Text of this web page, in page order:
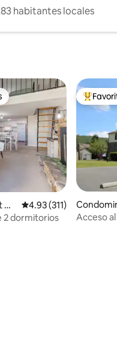
habitantes locales
Calificación promedio:
4.93 (311)
2 dormitorios
De los
Acceso